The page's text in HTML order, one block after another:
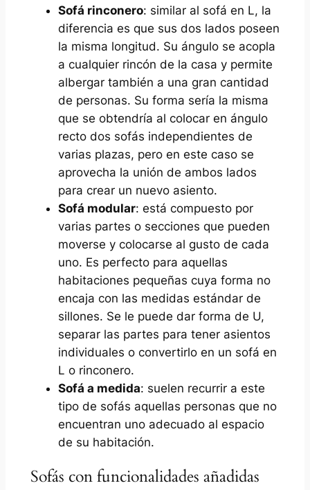
Sofá rinconero: similar al sofá en L, la
diferencia es que sus dos lados poseen
la misma longitud. Su ángulo se acopla
a cualquier rincón de la casa y permite
albergar también a una gran cantidad
de personas. Su forma sería la misma
que se obtendría al colocar en ángulo
recto dos sofás independientes de
varias plazas, pero en este caso se
aprovecha la unión de ambos lados
para crear un nuevo asiento.
Sofá modular: está compuesto por
varias partes o secciones que pueden
moverse y colocarse al gusto de cada
uno. Es perfecto para aquellas
habitaciones pequeñas cuya forma no
encaja con las medidas estándar de
sillones. Se le puede dar forma de U,
separar las partes para tener asientos
individuales o convertirlo en un sofá en
L o rinconero.
Sofá a medida: suelen recurrir a este
tipo de sofás aquellas personas que no
encuentran uno adecuado al espacio
de su habitación.
Sofás con funcionalidades añadidas